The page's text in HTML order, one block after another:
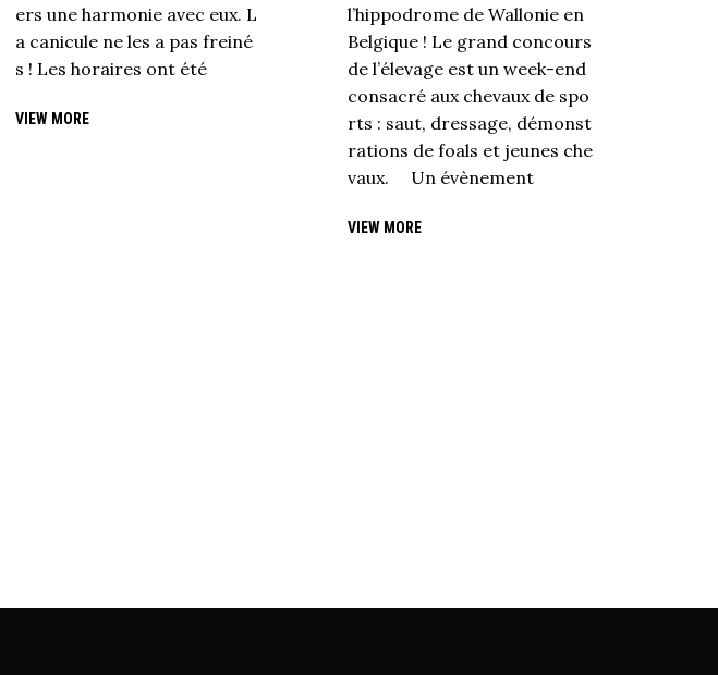
ers une harmonie avec eux. L
a canicule ne les a pas freiné
s ! Les horaires ont été
VIEW MORE
l’hippodrome de Wallonie en
Belgique ! Le grand concours
de l’élevage est un week-end
consacré aux chevaux de spo
rts : saut, dressage, démonst
rations de foals et jeunes che
vaux. Un évènement
VIEW MORE